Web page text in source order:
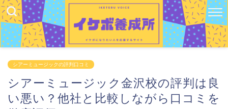
シアーミュージックの評判口コミ
シアーミュージック金沢校の評判は良
い悪い？他社と比較しながら口コミを